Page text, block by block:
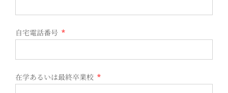
自宅電話番号 *
在学あるいは最終卒業校 *